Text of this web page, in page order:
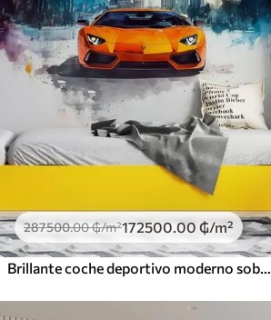
287500.00₲/m²172500.00 ₲/m²
Brillante coche deportivo moderno sobre el fondo de palmeras y rascacielos en técnica de acuarela a la prima